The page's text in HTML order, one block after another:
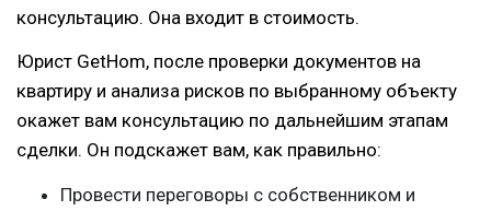
консультацию. Она входит в стоимость.
Юрист GetHom, после проверки документов на
квартиру и анализа рисков по выбранному объекту
окажет вам консультацию по дальнейшим этапам
сделки. Он подскажет вам, как правильно:
Провести переговоры с собственником и